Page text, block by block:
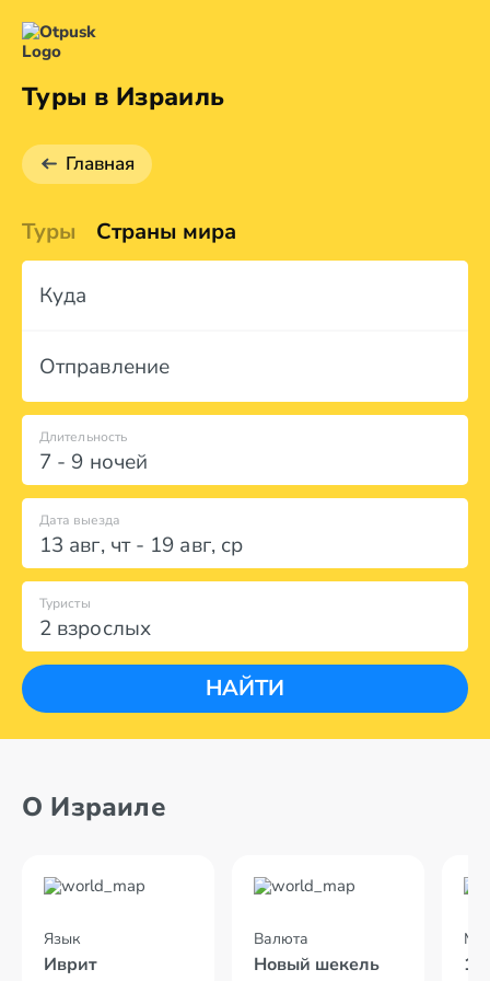
Туры в Израиль
Главная
Туры Страны мира
Куда
Отправление
7 - 9 ночей
Длительность
Дата выезда
13 авг, чт- 19 авг, ср
2 взрослых
Туристы
НАЙТИ
О Израиле
Язык
Иврит
Валюта
Новый шекель